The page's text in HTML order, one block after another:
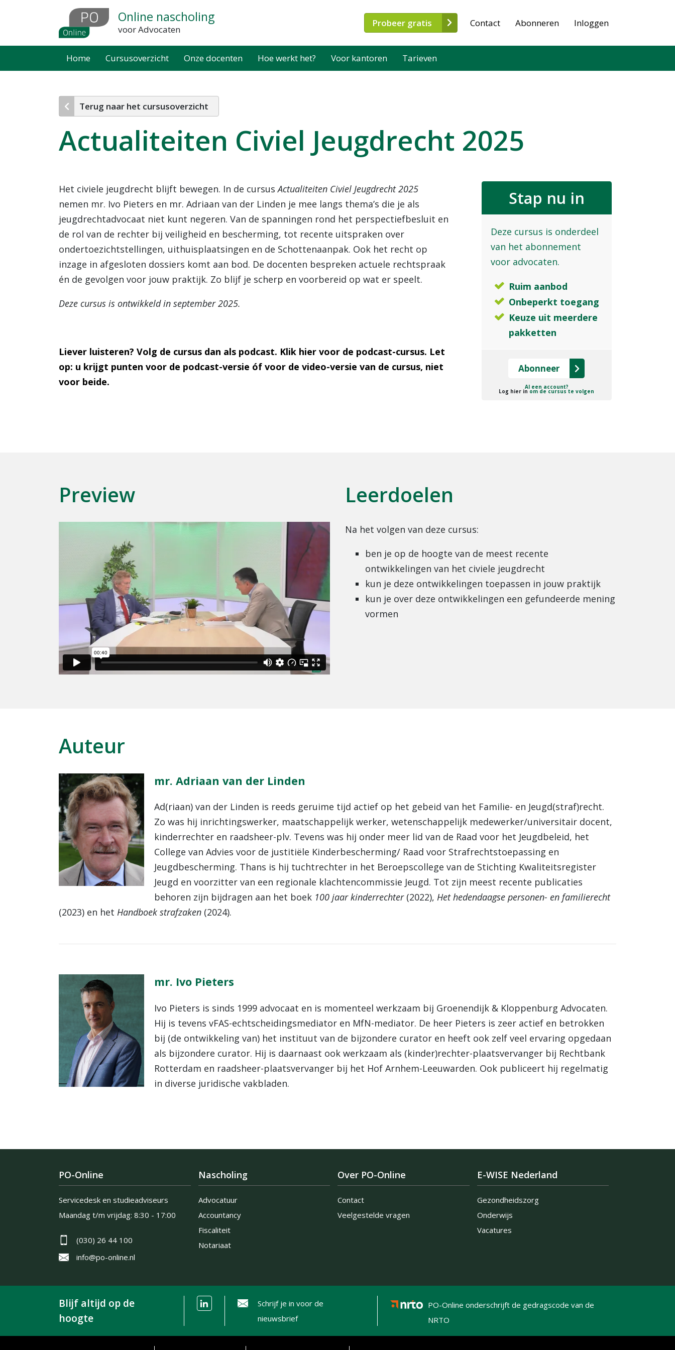
inhoud
Online nascholing
voor Advocaten
Probeer gratis Contact Abonneren Inloggen
Home Cursusoverzicht Onze docenten Hoe werkt het? Voor kantoren Tarieven
Terug naar het cursusoverzicht
Actualiteiten Civiel Jeugdrecht 2025
Stap nu in
Deze cursus is onderdeel
van het abonnement
voor advocaten.
Ruim aanbod
Onbeperkt toegang
Keuze uit meerdere
pakketten
Abonneer
Al een account?
Log hier in om de cursus te volgen
Het civiele jeugdrecht blijft bewegen. In de cursusActualiteiten Civiel Jeugdrecht 2025
nemen mr. Ivo Pieters en mr. Adriaan van der Linden je mee langs thema’s die je als
jeugdrechtadvocaat niet kunt negeren. Van de spanningen rond het perspectiefbesluit en
de rol van de rechter bij veiligheid en bescherming, tot recente uitspraken over
ondertoezichtstellingen, uithuisplaatsingen en de Schottenaanpak. Ook het recht op
inzage in afgesloten dossiers komt aan bod. De docenten bespreken actuele rechtspraak
én de gevolgen voor jouw praktijk. Zo blijf je scherp en voorbereid op wat er speelt.
Deze cursus is ontwikkeld in september 2025.
Liever luisteren? Volg de cursus dan als podcast. Klik hier voor de podcast-cursus. Let
op: u krijgt punten voor de podcast-versie óf voor de video-versie van de cursus, niet
voor beide.
Preview Leerdoelen
Na het volgen van deze cursus:
ben je op de hoogte van de meest recente
ontwikkelingen van het civiele jeugdrecht
kun je deze ontwikkelingen toepassen in jouw praktijk
kun je over deze ontwikkelingen een gefundeerde mening
vormen
Auteur
mr. Adriaan van der Linden
Ad(riaan) van der Linden is reeds geruime tijd actief op het gebeid van het Familie- en Jeugd(straf)recht.
Zo was hij inrichtingswerker, maatschappelijk werker, wetenschappelijk medewerker/universitair docent,
kinderrechter en raadsheer-plv. Tevens was hij onder meer lid van de Raad voor het Jeugdbeleid, het
College van Advies voor de justitiële Kinderbescherming/ Raad voor Strafrechtstoepassing en
Jeugdbescherming. Thans is hij tuchtrechter in het Beroepscollege van de Stichting Kwaliteitsregister
Jeugd en voorzitter van een regionale klachtencommissie Jeugd. Tot zijn meest recente publicaties
behoren zijn bijdragen aan het boek 100 jaar kinderrechter (2022), Het hedendaagse personen- en familierecht
(2023) en het Handboek strafzaken (2024).
mr. Ivo Pieters
Ivo Pieters is sinds 1999 advocaat en is momenteel werkzaam bij Groenendijk & Kloppenburg Advocaten.
Hij is tevens vFAS-echtscheidingsmediator en MfN-mediator. De heer Pieters is zeer actief en betrokken
bij (de ontwikkeling van) het instituut van de bijzondere curator en heeft ook zelf veel ervaring opgedaan
als bijzondere curator. Hij is daarnaast ook werkzaam als (kinder)rechter-plaatsvervanger bij Rechtbank
Rotterdam en raadsheer-plaatsvervanger bij het Hof Arnhem-Leeuwarden. Ook publiceert hij regelmatig
in diverse juridische vakbladen.
PO-Online
Servicedesk en studieadviseurs
Maandag t/m vrijdag: 8:30 - 17:00
(030) 26 44 100
info@po-online.nl
Nascholing
Advocatuur
Accountancy
Fiscaliteit
Notariaat
Over PO-Online
Contact
Veelgestelde vragen
E-WISE Nederland
Gezondheidszorg
Onderwijs
Vacatures
Blijf altijd op de
hoogte
Schrijf je in voor de
nieuwsbrief
PO-Online onderschrijft de gedragscode van de
NRTO